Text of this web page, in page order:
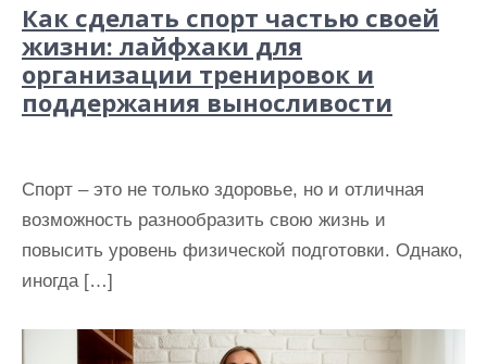
Как сделать спорт частью своей
жизни: лайфхаки для
организации тренировок и
поддержания выносливости
Спорт – это не только здоровье, но и отличная
возможность разнообразить свою жизнь и
повысить уровень физической подготовки. Однако,
иногда […]